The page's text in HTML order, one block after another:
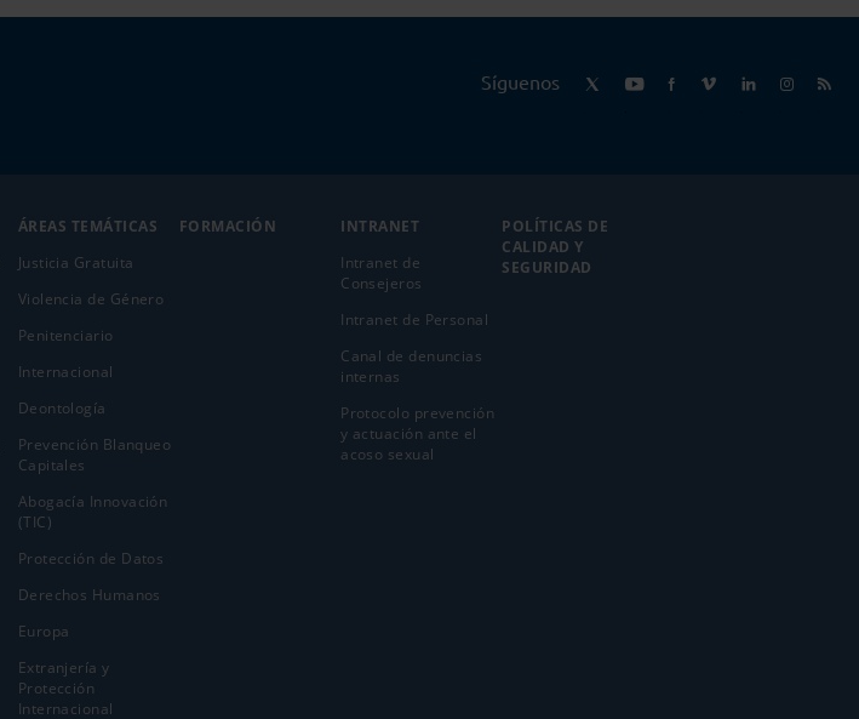
Síguenos
ÁREAS TEMÁTICAS
Justicia Gratuita
Violencia de Género
Penitenciario
Internacional
Deontología
Prevención Blanqueo
Capitales
Abogacía Innovación
(TIC)
Protección de Datos
Derechos Humanos
Europa
Extranjería y
Protección
Internacional
FORMACIÓN
INTRANET
Intranet de
Consejeros
Intranet de Personal
Canal de denuncias
internas
Protocolo prevención
y actuación ante el
acoso sexual
POLÍTICAS DE
CALIDAD Y
SEGURIDAD